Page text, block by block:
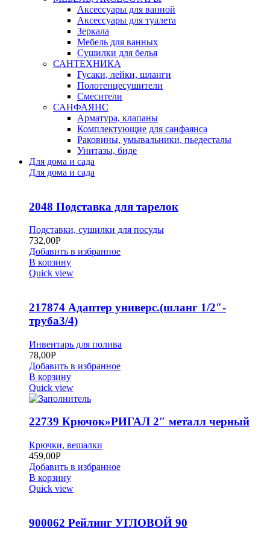
Аксессуары для ванной
Аксессуары для туалета
Зеркала
Мебель для ванных
Сушилки для белья
САНТЕХНИКА
Гусаки, лейки, шланги
Полотенцесушители
Смесители
САНФАЯНС
Арматура, клапаны
Комплектующие для санфаянса
Раковины, умывальники, пьедесталы
Унитазы, биде
Для дома и сада
Для дома и сада
2048 Подставка для тарелок
Подставки, сушилки для посуды
732,00Р
Добавить в избранное
В корзину
Quick view
217874 Адаптер универс.(шланг 1/2″-
труба3/4)
Инвентарь для полива
78,00Р
Добавить в избранное
В корзину
Quick view
22739 Крючок»РИГАЛ 2″ металл черный
Крючки, вешалки
459,00Р
Добавить в избранное
В корзину
Quick view
900062 Рейлинг УГЛОВОЙ 90